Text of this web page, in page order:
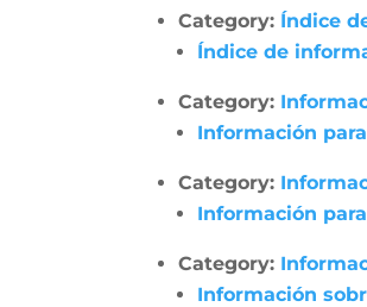
Category: Índice
Índice de
Category:
Información
Category:
Información
Category:
Información